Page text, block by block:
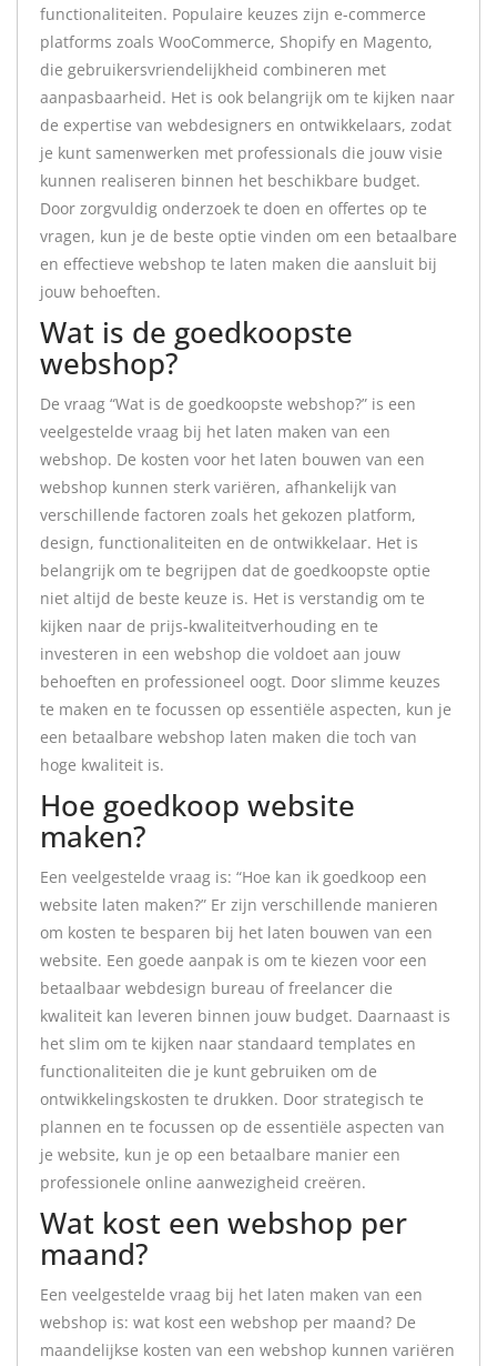
functionaliteiten. Populaire keuzes zijn e-commerce
platforms zoals WooCommerce, Shopify en Magento,
die gebruikersvriendelijkheid combineren met
aanpasbaarheid. Het is ook belangrijk om te kijken naar
de expertise van webdesigners en ontwikkelaars, zodat
je kunt samenwerken met professionals die jouw visie
kunnen realiseren binnen het beschikbare budget.
Door zorgvuldig onderzoek te doen en offertes op te
vragen, kun je de beste optie vinden om een betaalbare
en effectieve webshop te laten maken die aansluit bij
jouw behoeften.
Wat is de goedkoopste
webshop?
De vraag “Wat is de goedkoopste webshop?” is een
veelgestelde vraag bij het laten maken van een
webshop. De kosten voor het laten bouwen van een
webshop kunnen sterk variëren, afhankelijk van
verschillende factoren zoals het gekozen platform,
design, functionaliteiten en de ontwikkelaar. Het is
belangrijk om te begrijpen dat de goedkoopste optie
niet altijd de beste keuze is. Het is verstandig om te
kijken naar de prijs-kwaliteitverhouding en te
investeren in een webshop die voldoet aan jouw
behoeften en professioneel oogt. Door slimme keuzes
te maken en te focussen op essentiële aspecten, kun je
een betaalbare webshop laten maken die toch van
hoge kwaliteit is.
Hoe goedkoop website
maken?
Een veelgestelde vraag is: “Hoe kan ik goedkoop een
website laten maken?” Er zijn verschillende manieren
om kosten te besparen bij het laten bouwen van een
website. Een goede aanpak is om te kiezen voor een
betaalbaar webdesign bureau of freelancer die
kwaliteit kan leveren binnen jouw budget. Daarnaast is
het slim om te kijken naar standaard templates en
functionaliteiten die je kunt gebruiken om de
ontwikkelingskosten te drukken. Door strategisch te
plannen en te focussen op de essentiële aspecten van
je website, kun je op een betaalbare manier een
professionele online aanwezigheid creëren.
Wat kost een webshop per
maand?
Een veelgestelde vraag bij het laten maken van een
webshop is: wat kost een webshop per maand? De
maandelijkse kosten van een webshop kunnen variëren